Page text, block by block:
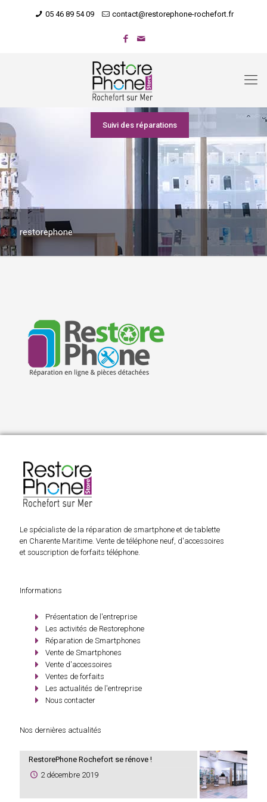
05 46 89 54 09 contact@restorephone-rochefort.fr
Suivi des réparations
restorephone
Le spécialiste de la réparation de smartphone et de tablette
en Charente Maritime. Vente de téléphone neuf, d'accessoires
et souscription de forfaits téléphone.
Informations
Présentation de l'entreprise
Les activités de Restorephone
Réparation de Smartphones
Vente de Smartphones
Vente d'accessoires
Ventes de forfaits
Les actualités de l'entreprise
Nous contacter
Nos dernières actualités
RestorePhone Rochefort se rénove !
2 décembre 2019